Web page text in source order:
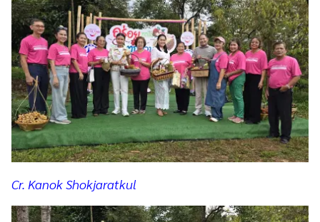
Cr. Kanok Shokjaratkul